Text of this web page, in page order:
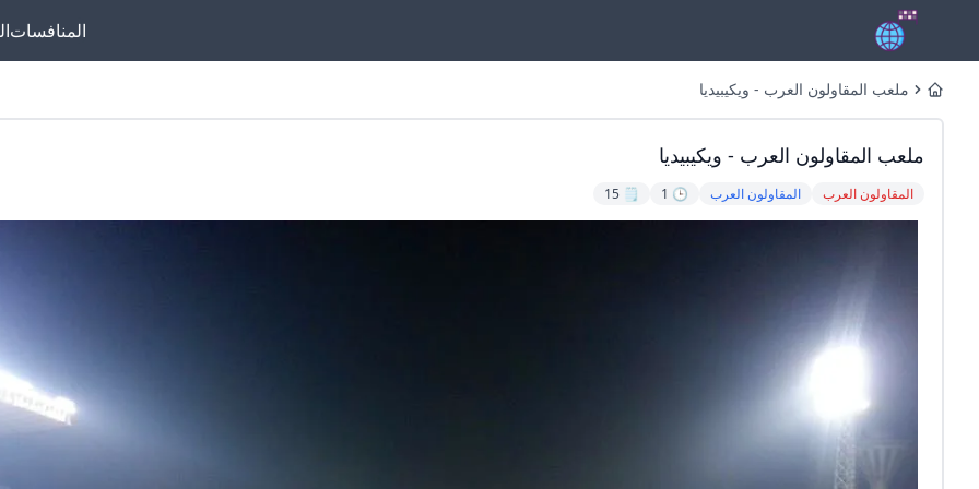
المنافسات
Homeملعب المقاولون العرب - ويكيبيديا
ملعب المقاولون العرب - ويكيبيديا
المقاولون العرب المقاولون العرب 🕒 1
🗒️ 15
المباريات، تحليلات
اللاعبين، وتاريخ
هتقدروا تشوفوا
المقاولون العرب في
المصري مباشرة
عالية، لمتابعة
لحظة